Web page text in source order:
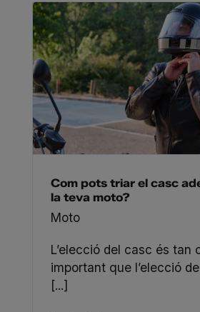
Com pots triar el casc
la teva moto?
Moto
L’elecció del casc és tan
important que l’elecció
[...]